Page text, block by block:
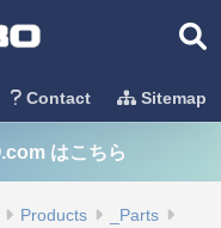
Contact Sitemap
はこちら
Products _Parts